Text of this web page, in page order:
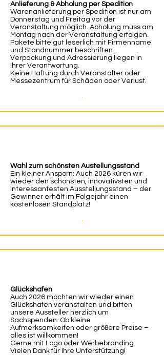
Anlieferung & Abholung per Spedition
Warenanlieferung per Spedition ist nur am
Donnerstag und Freitag vor der
Veranstaltung möglich. Abholung muss am
Montag nach der Veranstaltung erfolgen.
Pakete bitte gut leserlich mit Firmenname
und Standnummer beschriften.
Verpackung und Adressierung liegen in
Ihrer Verantwortung.
Keine Haftung durch Veranstalter oder
Messezentrum für Schäden oder Verlust.
.
Wahl zum schönsten Austellungsstand
Ein kleiner Ansporn: Auch 2026 küren wir
wieder den schönsten, innovativsten und
interessantesten Ausstellungsstand – der
Gewinner erhält im Folgejahr einen
kostenlosen Standplatz!
.
Glückshafen
​Auch 2026 möchten wir wieder einen
Glückshafen veranstalten und bitten
unsere Aussteller herzlich um
Sachspenden. Ob kleine
Aufmerksamkeiten oder größere Preise –
alles ist willkommen!
Gerne mit Logo oder Werbebranding.
Vielen Dank für Ihre Unterstützung!